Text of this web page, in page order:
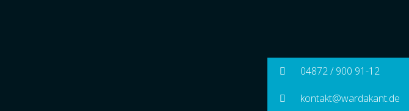
04872 / 900 91-12
kontakt@wardakant.de